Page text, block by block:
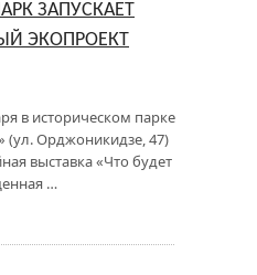
ЗАПУСКАЕТ
ЭКОПРОЕКТ
в историческом парке
(ул. Орджоникидзе, 47)
выставка «Что будет
…